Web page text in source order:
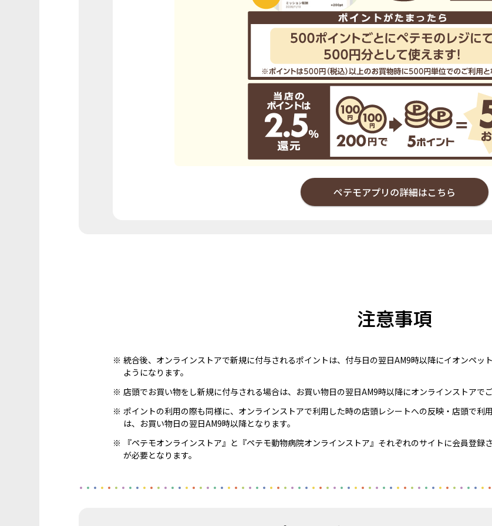
ペテモアプリの詳細はこちら
注意事項
統合後、オンラインストアで新規に付与されるポイントは、付与日の翌日AM9時以降にイオンペッ
ようになります。
店頭でお買い物をし新規に付与される場合は、お買い物日の翌日AM9時以降にオンラインストアで
ポイントの利用の際も同様に、オンラインストアで利用した時の店頭レシートへの反映・店頭で利
は、お買い物日の翌日AM9時以降となります。
『ペテモオンラインストア』と『ペテモ動物病院オンラインストア』それぞれのサイトに会員登
が必要となります。